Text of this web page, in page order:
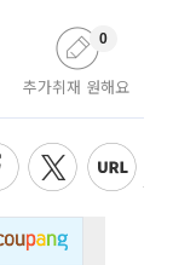
추가취재 원해요
0